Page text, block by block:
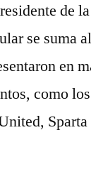
de
se suma
en
como
Sparta